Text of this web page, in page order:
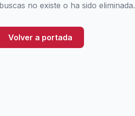
no existe o ha sido eliminada.
Volver a portada